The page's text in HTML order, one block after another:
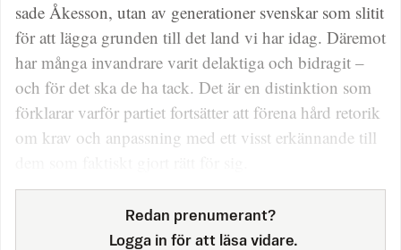
sade Åkesson, utan av generationer svenskar som slitit
för att lägga grunden till det land vi har idag. Däremot
har många invandrare varit delaktiga och bidragit –
och för det ska de ha tack. Det är en distinktion som
förklarar varför partiet fortsätter att förena hård retorik
om krav och anpassning med ett visst erkännande till
Redan prenumerant?
Logga in för att läsa vidare.